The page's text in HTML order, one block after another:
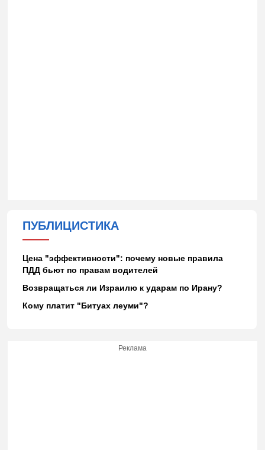
ПУБЛИЦИСТИКА
Цена "эффективности": почему новые правила
ПДД бьют по правам водителей
Возвращаться ли Израилю к ударам по Ирану?
Кому платит "Битуах леуми"?
Реклама